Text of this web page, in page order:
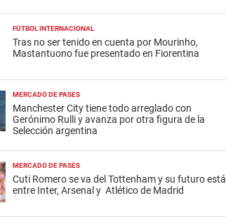
FÚTBOL INTERNACIONAL
Tras no ser tenido en cuenta por Mourinho,
Mastantuono fue presentado en Fiorentina
MERCADO DE PASES
Manchester City tiene todo arreglado con
Gerónimo Rulli y avanza por otra figura de la
Selección argentina
MERCADO DE PASES
Cuti Romero se va del Tottenham y su futuro está
entre Inter, Arsenal y Atlético de Madrid